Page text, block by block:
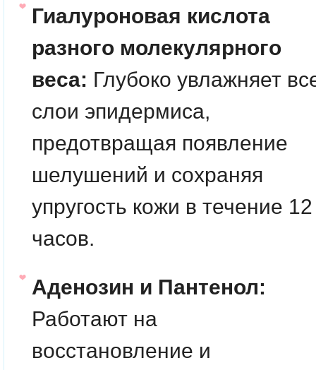
Гиалуроновая кислота
разного молекулярного
веса: Глубоко увлажняет
слои эпидермиса,
предотвращая появление
шелушений и сохраняя
упругость кожи в течение 12
часов.
Аденозин и Пантенол:
Работают на
восстановление и